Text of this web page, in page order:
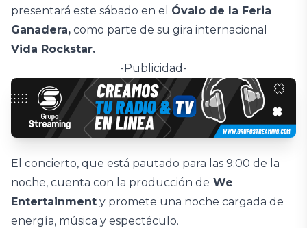
presentará este sábado en el Óvalo de la Feria
Ganadera, como parte de su gira internacional
Vida Rockstar.
-Publicidad-
El concierto, que está pautado para las 9:00 de la
noche, cuenta con la producción de We
Entertainment y promete una noche cargada de
energía, música y espectáculo.